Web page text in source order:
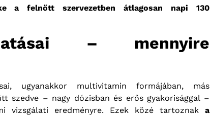
a felnőtt szervezetben átlagosan napi 130
– mennyire
ugyanakkor multivitamin formájában, más
szedve – nagy dózisban és erős gyakorisággal –
vizsgálati eredményre. Ezek közé tartoznak a